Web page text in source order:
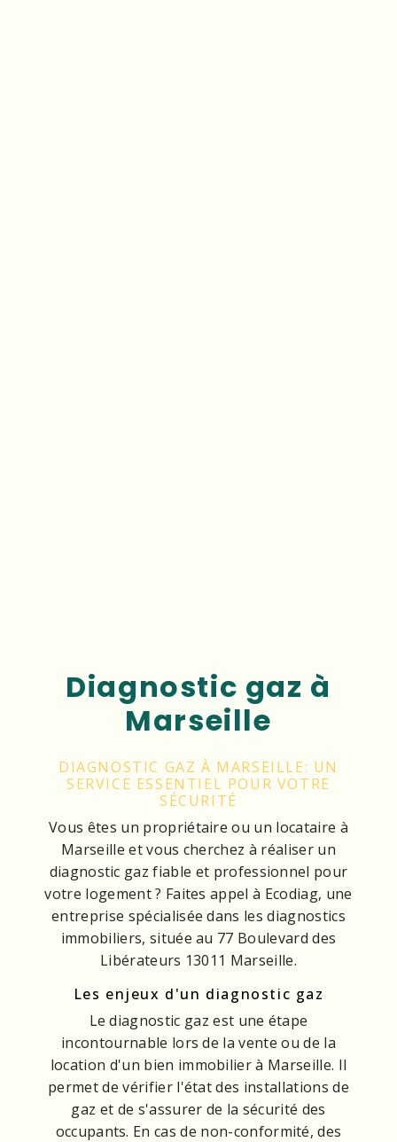
Diagnostic gaz à
Marseille
DIAGNOSTIC GAZ À MARSEILLE: UN
SERVICE ESSENTIEL POUR VOTRE
SÉCURITÉ
Vous êtes un propriétaire ou un locataire à
Marseille et vous cherchez à réaliser un
diagnostic gaz fiable et professionnel pour
votre logement ? Faites appel à Ecodiag, une
entreprise spécialisée dans les diagnostics
immobiliers, située au 77 Boulevard des
Libérateurs 13011 Marseille.
Les enjeux d'un diagnostic gaz
Le diagnostic gaz est une étape
incontournable lors de la vente ou de la
location d'un bien immobilier à Marseille. Il
permet de vérifier l'état des installations de
gaz et de s'assurer de la sécurité des
occupants. En cas de non-conformité, des